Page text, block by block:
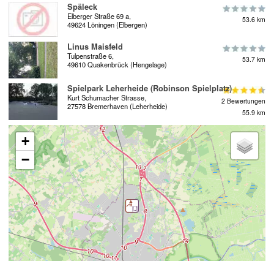
Späleck
Elberger Straße 69 a,
49624 Löningen (Elbergen)
53.6 km
Linus Maisfeld
Tulpenstraße 6,
49610 Quakenbrück (Hengelage)
53.7 km
Spielpark Leherheide (Robinson Spielplatz)
Kurt Schumacher Strasse,
27578 Bremerhaven (Leherheide)
2 Bewertungen
55.9 km
+
−